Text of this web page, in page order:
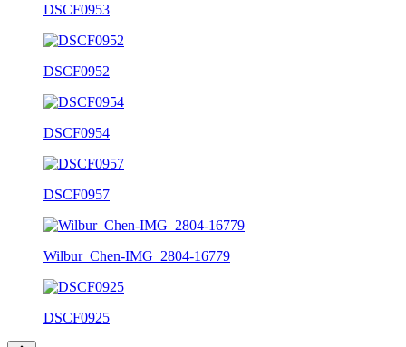
DSCF0953
DSCF0952
DSCF0954
DSCF0957
Wilbur_Chen-IMG_2804-16779
DSCF0925